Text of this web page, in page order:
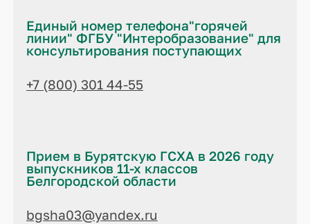
Единый номер телефона"горячей
линии" ФГБУ "Интеробразование" для
консультирования поступающих
+7 (800) 301 44-55
Прием в Бурятскую ГСХА в 2026 году
выпускников 11-х классов
Белгородской области
bgsha03@yandex.ru